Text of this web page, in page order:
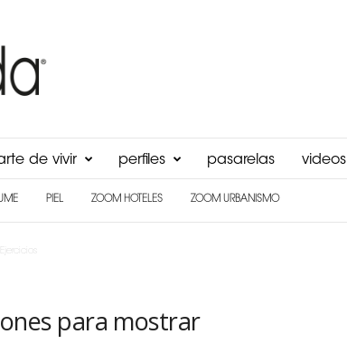
de vivir perfiles pasarelas videos
PIEL ZOOM HOTELES ZOOM URBANISMO
Ejercicios
para mostrar